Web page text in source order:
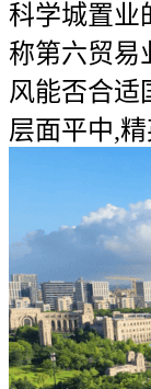
科学城置业
称第六贸易
风能否合适
层面平中,